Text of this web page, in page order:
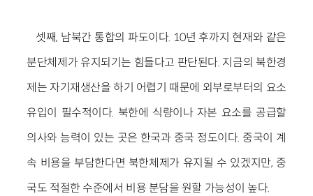
셋째, 남북간 통합의 파도이다. 10년 후까지 현재와 같은
분단체제가 유지되기는 힘들다고 판단된다. 지금의 북한경
제는 자기재생산을 하기 어렵기 때문에 외부로부터의 요소
유입이 필수적이다. 북한에 식량이나 자본 요소를 공급할
의사와 능력이 있는 곳은 한국과 중국 정도이다. 중국이 계
속 비용을 부담한다면 북한체제가 유지될 수 있겠지만, 중
국도 적절한 수준에서 비용 분담을 원할 가능성이 높다.